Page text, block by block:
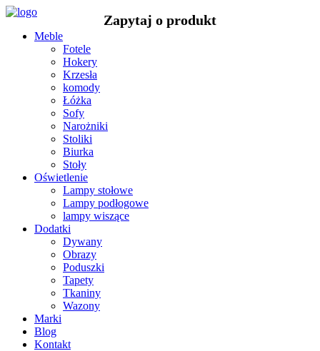
Meble
Fotele
Hokery
Krzesła
komody
Łóżka
Sofy
Narożniki
Stoliki
Biurka
Stoły
Oświetlenie
Lampy stołowe
Lampy podłogowe
lampy wiszące
Dodatki
Dywany
Obrazy
Poduszki
Tapety
Tkaniny
Wazony
Marki
Blog
Kontakt